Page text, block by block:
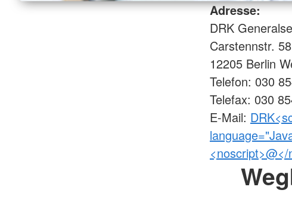
Adresse:
DRK
Carstennstr. 58
12205 Berlin
Telefon: 030
Telefax: 030
E-Mail: